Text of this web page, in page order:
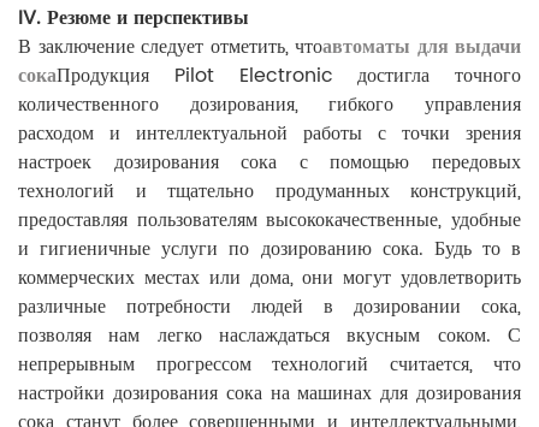
IV. Резюме и перспективы
В заключение следует отметить, чтоавтоматы для выдачи
сокаПродукция Pilot Electronic достигла точного
количественного дозирования, гибкого управления
расходом и интеллектуальной работы с точки зрения
настроек дозирования сока с помощью передовых
технологий и тщательно продуманных конструкций,
предоставляя пользователям высококачественные, удобные
и гигиеничные услуги по дозированию сока. Будь то в
коммерческих местах или дома, они могут удовлетворить
различные потребности людей в дозировании сока,
позволяя нам легко наслаждаться вкусным соком. С
непрерывным прогрессом технологий считается, что
настройки дозирования сока на машинах для дозирования